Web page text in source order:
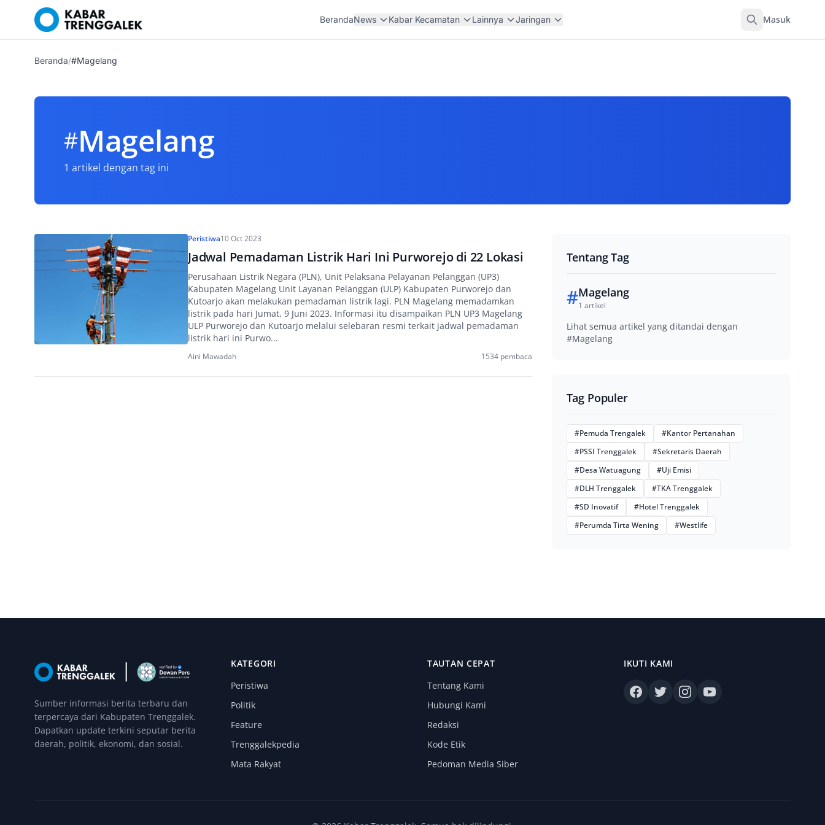
BerandaNews Kabar Kecamatan Lainnya Jaringan Masuk
Beranda/#Magelang
#Magelang
1 artikel dengan tag ini
Peristiwa10 Oct 2023
Jadwal Pemadaman Listrik Hari Ini Purworejo di 22 Lokasi
Perusahaan Listrik Negara (PLN), Unit Pelaksana Pelayanan Pelanggan (UP3)
Kabupaten Magelang Unit Layanan Pelanggan (ULP) Kabupaten Purworejo dan
Kutoarjo akan melakukan pemadaman listrik lagi. PLN Magelang memadamkan
listrik pada hari Jumat, 9 Juni 2023. Informasi itu disampaikan PLN UP3 Magelang
ULP Purworejo dan Kutoarjo melalui selebaran resmi terkait jadwal pemadaman
listrik hari ini Purwo...
Aini Mawadah 1534 pembaca
Tentang Tag
#Magelang
1 artikel
Lihat semua artikel yang ditandai dengan
#Magelang
Tag Populer
#Pemuda Trengalek
#Kantor Pertanahan
#PSSI Trenggalek
#Sekretaris Daerah
#Desa Watuagung
#Uji Emisi
#DLH Trenggalek
#TKA Trenggalek
#SD Inovatif
#Hotel Trenggalek
#Perumda Tirta Wening
#Westlife
Sumber informasi berita terbaru dan
terpercaya dari Kabupaten Trenggalek.
Dapatkan update terkini seputar berita
daerah, politik, ekonomi, dan sosial.
KATEGORI
Peristiwa
Politik
Feature
Trenggalekpedia
Mata Rakyat
TAUTAN CEPAT
Tentang Kami
Hubungi Kami
Redaksi
Kode Etik
Pedoman Media Siber
IKUTI KAMI